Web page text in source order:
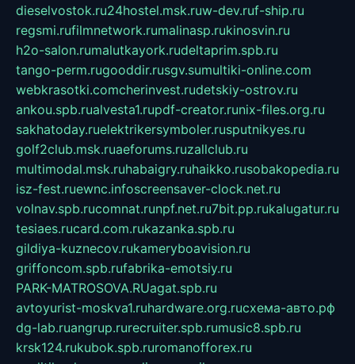
dieselvostok.ru24hostel.msk.ruw-dev.ruf-ship.ru
regsmi.rufilmnetwork.rumalinasp.rukinosvin.ru
h2o-salon.rumalutkayork.rudeltaprim.spb.ru
tango-perm.rugooddir.rusgv.sumultiki-online.com
webkrasotki.comcherinvest.rudetskiy-ostrov.ru
ankou.spb.rualvesta1.rupdf-creator.runix-files.org.ru
sakhatoday.ruelektrikersymboler.rusputnikyes.ru
golf2club.msk.ruaeforums.ruzallclub.ru
multimodal.msk.ruhabaigry.ruhaikko.rusobakopedia.ru
isz-fest.ruewnc.infoscreensaver-clock.net.ru
volnav.spb.rucomnat.runpf.net.ru7bit.pp.rukalugatur.ru
tesiaes.rucard.com.rukazanka.spb.ru
gildiya-kuznecov.rukameryboavision.ru
griffoncom.spb.rufabrika-emotsiy.ru
PARK-MATROSOVA.RUagat.spb.ru
avtoyurist-moskva1.ruhardware.org.ruсхема-авто.рф
dg-lab.ruangrup.rurecruiter.spb.rumusic8.spb.ru
krsk124.rukubok.spb.ruromanofforex.ru